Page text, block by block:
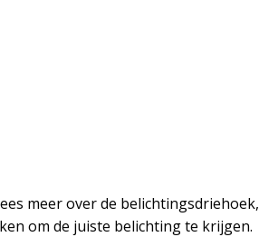
meer over de belichtingsdriehoek,
om de juiste belichting te krijgen.